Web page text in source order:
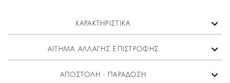
ΧΑΡΑΚΤΗΡΙΣΤΙΚΑ
ΑΙΤΗΜΑ ΑΛΛΑΓΗΣ ΕΠΙΣΤΡΟΦΗΣ
ΑΠΟΣΤΟΛΗ - ΠΑΡΑΔΟΣΗ